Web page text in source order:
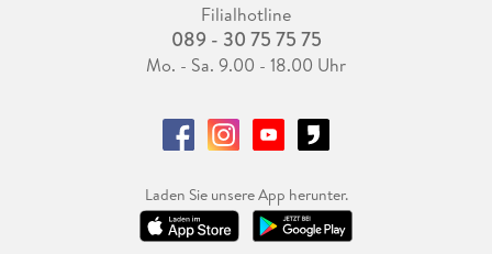
Filialhotline
089 - 30 75 75 75
Mo. - Sa. 9.00 - 18.00 Uhr
Laden Sie unsere App herunter.